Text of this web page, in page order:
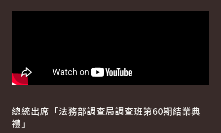
總統出席「法務部調查局調查班第60期結業典
禮」